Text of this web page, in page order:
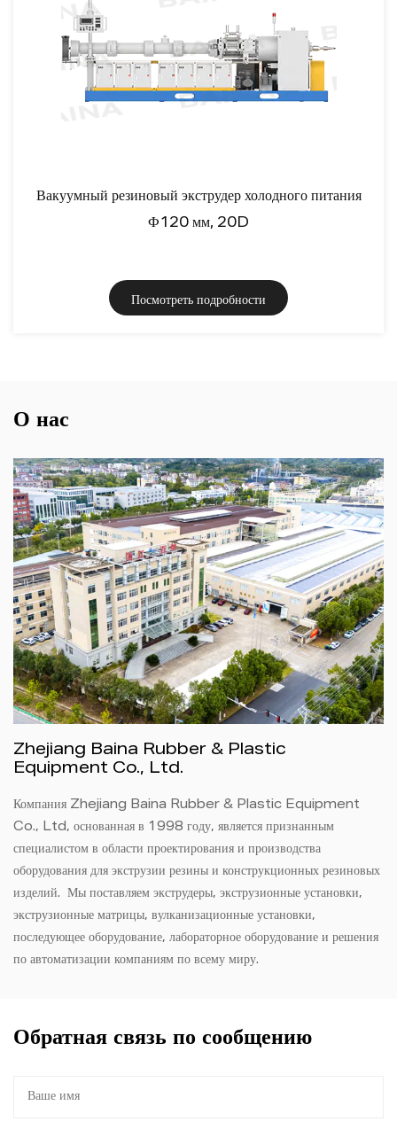
Вакуумный резиновый экструдер холодного питания
Ф120 мм, 20D
Посмотреть подробности
О нас
Zhejiang Baina Rubber & Plastic
Equipment Co., Ltd.
Компания Zhejiang Baina Rubber & Plastic Equipment
Co., Ltd, основанная в 1998 году, является признанным
специалистом в области проектирования и производства
оборудования для экструзии резины и конструкционных резиновых
изделий. Мы поставляем экструдеры, экструзионные установки,
экструзионные матрицы, вулканизационные установки,
последующее оборудование, лабораторное оборудование и решения
по автоматизации компаниям по всему миру.
Обратная связь по сообщению